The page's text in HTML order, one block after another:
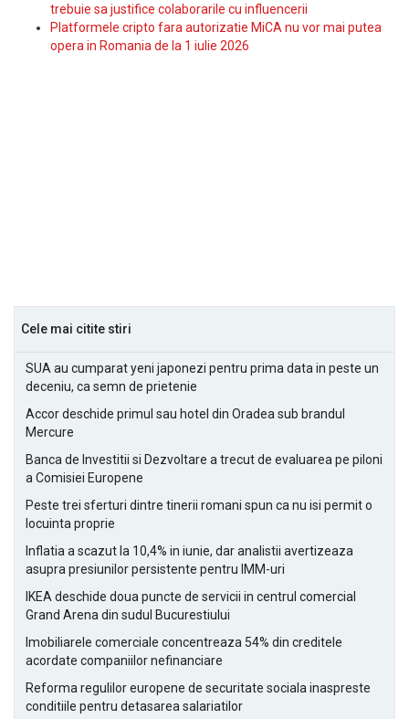
trebuie sa justifice colaborarile cu influencerii
Platformele cripto fara autorizatie MiCA nu vor mai putea
opera in Romania de la 1 iulie 2026
Cele mai citite stiri
SUA au cumparat yeni japonezi pentru prima data in peste un
deceniu, ca semn de prietenie
Accor deschide primul sau hotel din Oradea sub brandul
Mercure
Banca de Investitii si Dezvoltare a trecut de evaluarea pe piloni
a Comisiei Europene
Peste trei sferturi dintre tinerii romani spun ca nu isi permit o
locuinta proprie
Inflatia a scazut la 10,4% in iunie, dar analistii avertizeaza
asupra presiunilor persistente pentru IMM-uri
IKEA deschide doua puncte de servicii in centrul comercial
Grand Arena din sudul Bucurestiului
Imobiliarele comerciale concentreaza 54% din creditele
acordate companiilor nefinanciare
Reforma regulilor europene de securitate sociala inaspreste
conditiile pentru detasarea salariatilor